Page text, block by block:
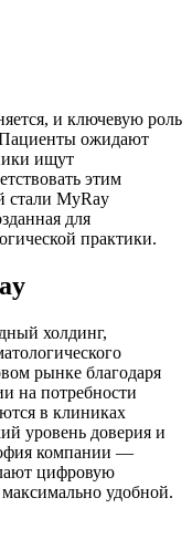
и ключевую роль
ожидают
ищут
этим
стали MyRay
для
практики.
холдинг,
рынке благодаря
на потребности
в клиниках
уровень доверия и
компании —
цифровую
удобной.